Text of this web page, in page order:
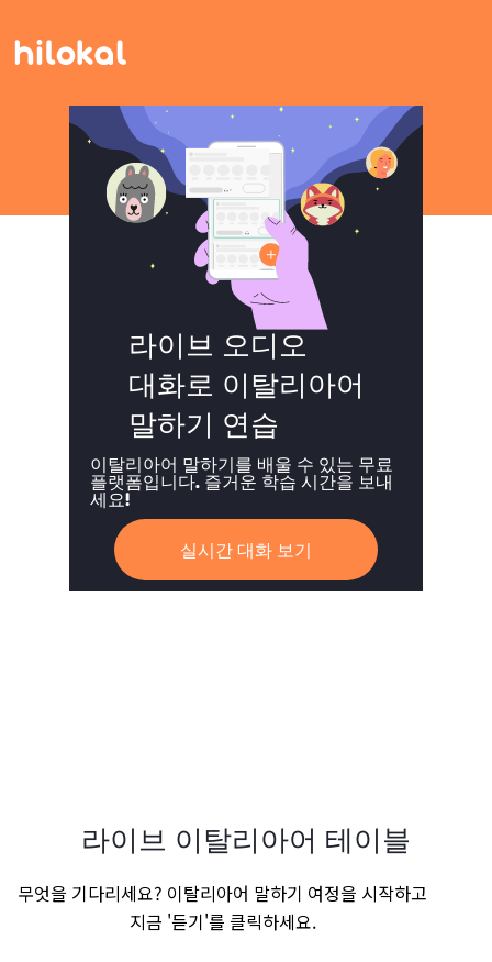
라이브 오디오
대화로 이탈리아어
말하기 연습
이탈리아어 말하기를 배울 수 있는 무료
플랫폼입니다. 즐거운 학습 시간을 보내
세요!
실시간 대화 보기
라이브 이탈리아어 테이블
무엇을 기다리세요? 이탈리아어 말하기 여정을 시작하고
지금 '듣기'를 클릭하세요.